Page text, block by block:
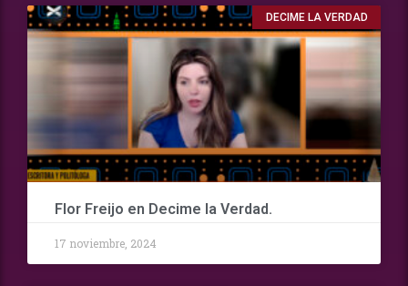
DECIME LA VERDAD
Flor Freijo en Decime la Verdad.
17 noviembre, 2024